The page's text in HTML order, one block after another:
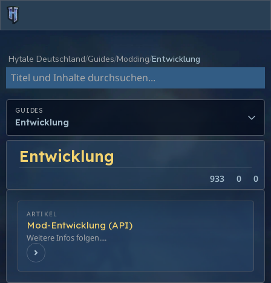
Hytale Deutschland Guides Modding Entwicklung
Dokumentation durchsuchen
GUIDES
Entwicklung
Entwicklung
933 0 0
ARTIKEL
Mod-Entwicklung (API)
Weitere Infos folgen....